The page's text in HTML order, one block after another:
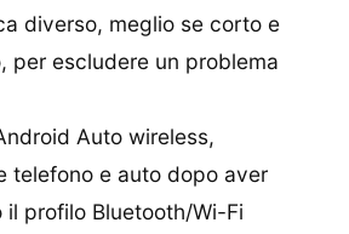
diverso, meglio se corto e
per escludere un problema
Auto wireless,
telefono e auto dopo aver
il profilo Bluetooth/Wi-Fi